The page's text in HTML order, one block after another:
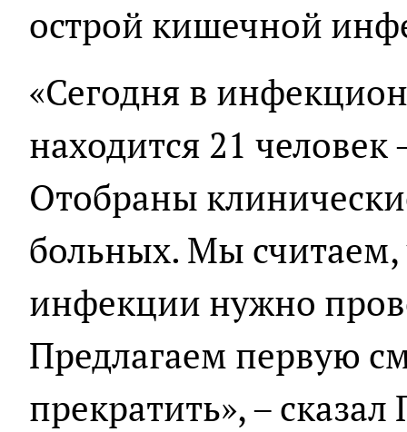
острой кишечной
«Сегодня в
находится 21
Отобраны
больных. Мы считаем,
инфекции нужно
Предлагаем первую
прекратить», –